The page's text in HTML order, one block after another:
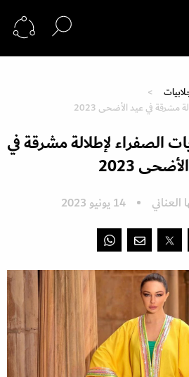
مشرقة في عيد الأضحى 2023
الصفراء لإطلالة مشرقة في
2023
العناني 14 يونيو 2023